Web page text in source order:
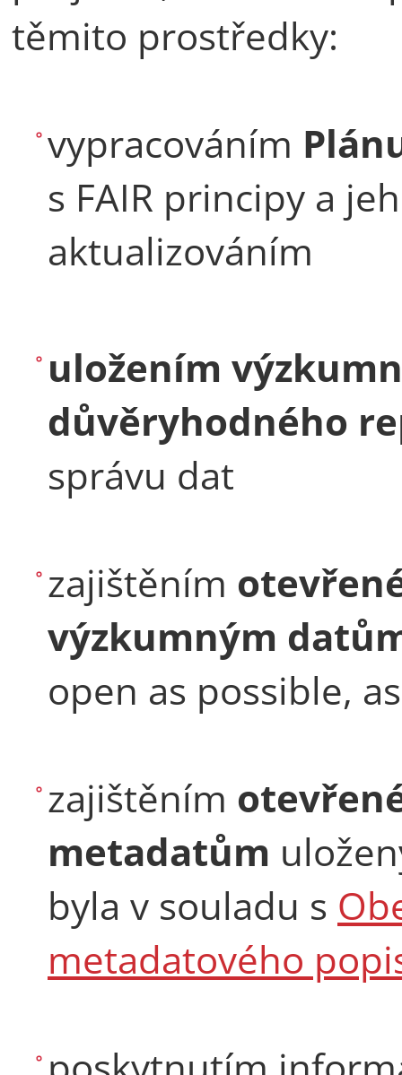
těmito prostředky:
vypracováním
s FAIR principy a
aktualizováním
uložením
důvěryhodného
správu dat
zajištěním
výzkumným
open as possible,
zajištěním
metadatům
byla v souladu s
metadatového